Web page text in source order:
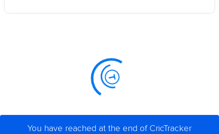
You have reached at the end of CricTracker